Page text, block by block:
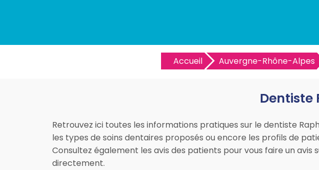
Accueil Auvergne-Rhône-Alpes
Dentiste
Retrouvez ici toutes les informations pratiques sur le dentiste
les types de soins dentaires proposés ou encore les profils de
Consultez également les avis des patients pour vous faire un
directement.